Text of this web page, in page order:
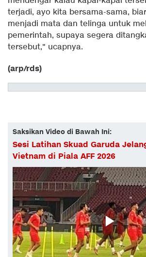
terjadi, ayo kita bersama-sama,
menjadi mata dan telinga untuk
pemerintah, supaya segera
tersebut," ucapnya.
(arp/rds)
Saksikan Video di Bawah Ini:
Sesi Latihan Skuad Garuda
Vietnam di Piala AFF 2026